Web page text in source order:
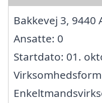
Bakkevej 3, 9440
Ansatte: 0
Startdato: 01.